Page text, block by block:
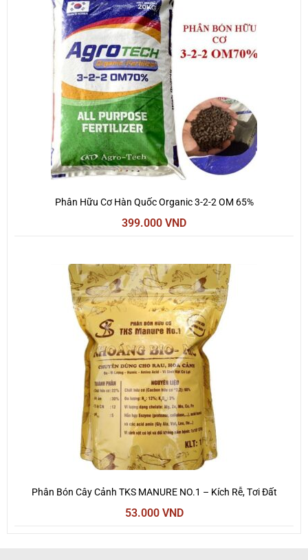
Phân Hữu Cơ Hàn Quốc Organic 3-2-2 OM 65%
399.000 VND
Phân Bón Cây Cảnh TKS MANURE NO.1 – Kích Rễ, Tơi Đất
53.000 VND